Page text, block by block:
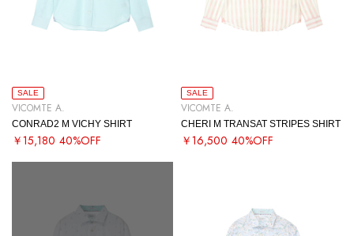
SALE
VICOMTE A.
CONRAD2 M VICHY SHIRT
￥15,180 40%OFF
SALE
VICOMTE A.
CHERI M TRANSAT STRIPES SHIRT
￥16,500 40%OFF